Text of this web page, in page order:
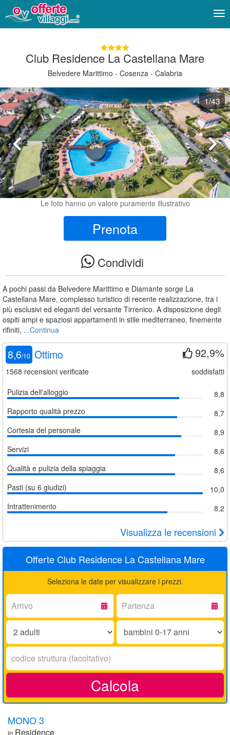
Club Residence La Castellana Mare
Belvedere Marittimo - Cosenza - Calabria
1/43
Le foto hanno un valore puramente illustrativo
Prenota
Condividi
A pochi passi da Belvedere Marittimo e Diamante sorge La
Castellana Mare, complesso turistico di recente realizzazione, tra i
più esclusivi ed eleganti del versante Tirrenico. A disposizione degli
ospiti ampi e spaziosi appartamenti in stile mediterraneo, finemente
rifiniti, ...Continua
8,6/10 Ottimo
1568 recensioni verificate
92,9%
soddisfatti
Pulizia dell'alloggio
8,8
Rapporto qualità prezzo
8,7
Cortesia del personale
8,9
Servizi
8,6
Qualità e pulizia della spiaggia
8,6
Pasti (su 6 giudizi)
10,0
Intrattenimento
8,2
Visualizza le recensioni
Offerte Club Residence La Castellana Mare
Seleziona le date per visualizzare i prezzi.
Arrivo:
Partenza:
Adulti:
Bambini
17
Codice
struttura:
Calcola
MONO 3
in Residence